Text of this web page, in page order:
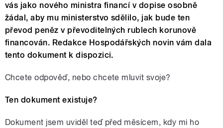
vás jako nového ministra financí v dopise osobně
žádal, aby mu ministerstvo sdělilo, jak bude ten
převod peněz v převoditelných rublech korunově
financován. Redakce Hospodářských novin vám dala
tento dokument k dispozici.
Chcete odpověď, nebo chcete mluvit svoje?
Ten dokument existuje?
Dokument jsem uviděl teď před měsícem, kdy mi ho